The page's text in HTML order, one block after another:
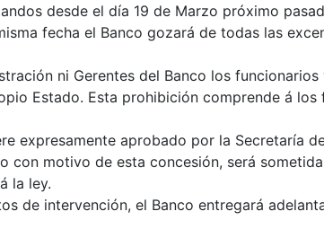
desde el día 19 de Marzo próximo
fecha el Banco gozará de todas las
ni Gerentes del Banco los
Estado. Esta prohibición comprende á
expresamente aprobado por la Secretaría
con motivo de esta concesión, será
la ley.
de intervención, el Banco entregará